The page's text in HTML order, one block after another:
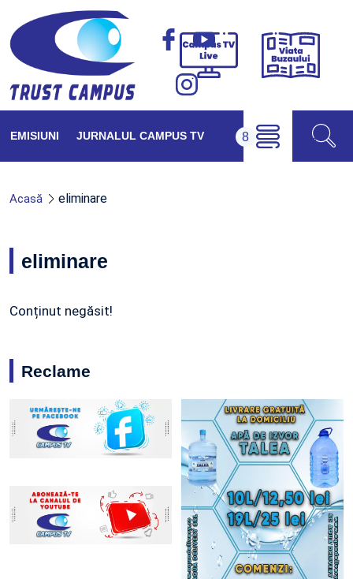
Campus
Viața
EMISIUNI JURNALUL CAMPUS TV
Acasă eliminare
eliminare
Conținut negăsit!
Reclame